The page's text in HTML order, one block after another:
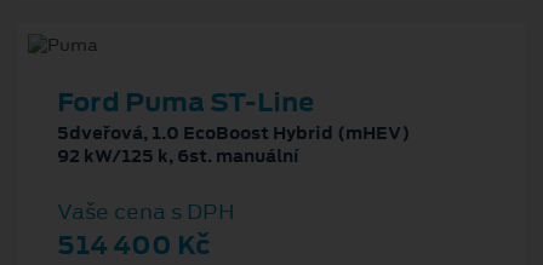
Ford Puma ST-Line
5dveřová, 1.0 EcoBoost Hybrid (mHEV)
92 kW/125 k, 6st. manuální
Vaše cena s DPH
514 400 Kč